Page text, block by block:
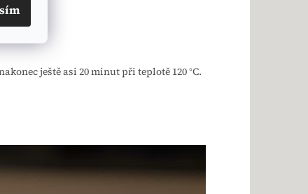
ještě asi 20 minut při teplotě 120 °C.